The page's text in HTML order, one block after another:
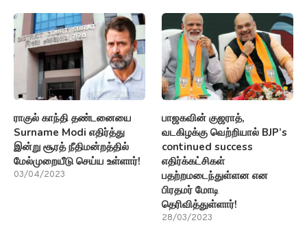
ராகுல் காந்தி தண்டனையை
Surname Modi எதிர்த்து
இன்று சூரத் நீதிமன்றத்தில்
மேல்முறையீடு செய்ய உள்ளார்!
03/04/2023
பாஜகவின் குஜராத்,
வடகிழக்கு வெற்றியால் BJP’s
continued success
எதிர்க்கட்சிகள்
பதற்றமடைந்துள்ளன என
பிரதமர் மோடி
தெரிவித்துள்ளார்!
28/03/2023